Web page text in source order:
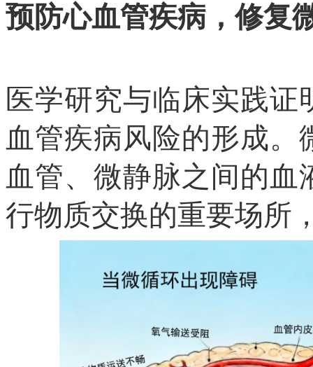
预防心血管疾病，修复
医学研究与临床实践证
血管疾病风险的形成
血管、微静脉之间的
行物质交换的重要场所